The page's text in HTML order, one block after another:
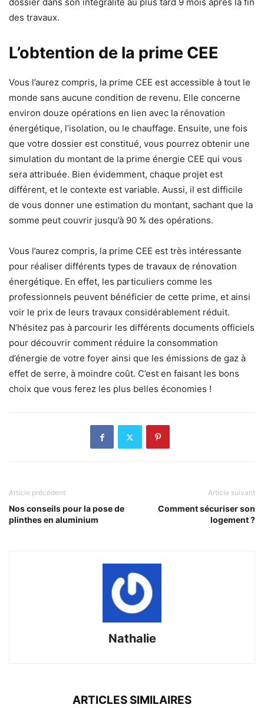
des travaux.
L’obtention de la prime CEE
Vous l’aurez compris, la prime CEE est accessible à tout le
monde sans aucune condition de revenu. Elle concerne
environ douze opérations en lien avec la rénovation
énergétique, l’isolation, ou le chauffage. Ensuite, une fois
que votre dossier est constitué, vous pourrez obtenir une
simulation du montant de la prime énergie CEE qui vous
sera attribuée. Bien évidemment, chaque projet est
différent, et le contexte est variable. Aussi, il est difficile
de vous donner une estimation du montant, sachant que la
somme peut couvrir jusqu’à 90 % des opérations.
Vous l’aurez compris, la prime CEE est très intéressante
pour réaliser différents types de travaux de rénovation
énergétique. En effet, les particuliers comme les
professionnels peuvent bénéficier de cette prime, et ainsi
voir le prix de leurs travaux considérablement réduit.
N’hésitez pas à parcourir les différents documents officiels
pour découvrir comment réduire la consommation
d’énergie de votre foyer ainsi que les émissions de gaz à
effet de serre, à moindre coût. C’est en faisant les bons
choix que vous ferez les plus belles économies !
Article précédent
Nos conseils pour la pose de
plinthes en aluminium
Article suivant
Comment sécuriser son
logement ?
Nathalie
ARTICLES SIMILAIRES